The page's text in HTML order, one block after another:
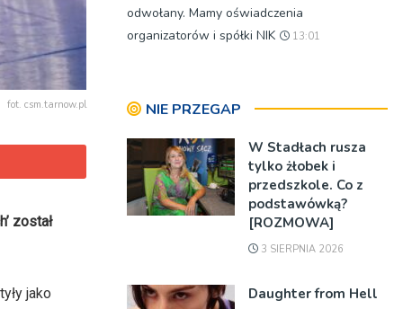
fot. csm.tarnow.pl
został
jako
odwołany. Mamy oświadczenia
organizatorów i spółki NIK
13:01
NIE PRZEGAP
W Stadłach rusza
tylko żłobek i
przedszkole. Co z
podstawówką?
[ROZMOWA]
3 SIERPNIA 2026
Daughter from Hell